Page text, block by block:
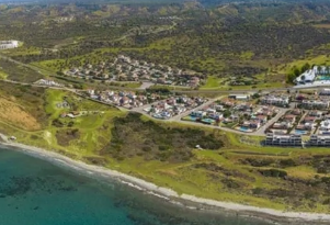
99850, Cyprus
1
48
m²
ILK1162
استودیو, پروژه, مبله کامل